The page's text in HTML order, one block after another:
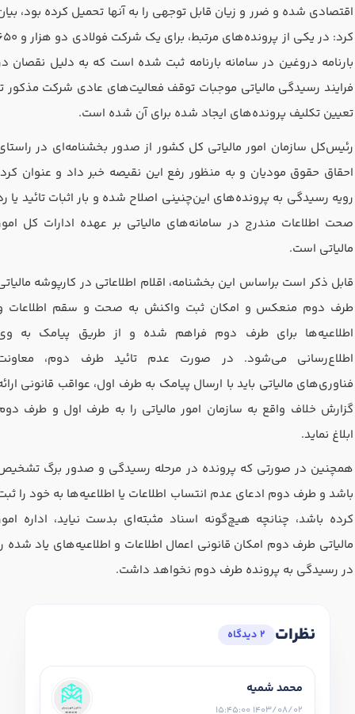
اقتصادی شده و ضرر و زیان قابل توجهی را به آنها تحمیل کرده بود،
کرد: در یکی از پرونده‌های مرتبط، برای یک شرکت
بارنامه دروغین در سامانه بارنامه ثبت شده است که به دلیل نقصان
فرایند رسیدگی مالیاتی موجبات توقف فعالیت‌های عادی شرکت مذکور
تعیین تکلیف پرونده‌های ایجاد شده برای آن شده است.
رئیس‌کل سازمان امور مالیاتی کل کشور از صدور بخشنامه‌ای در
احقاق حقوق مودیان و به منظور رفع این نقیصه خبر داد و عنوان
رویه رسیدگی به پرونده‌های این‌چنینی اصلاح شده و بار اثبات تائید یا
صحت اطلاعات مندرج در سامانه‌های مالیاتی بر عهده ادارات کل
مالیاتی است.
قابل ذکر است براساس این بخشنامه، اقلام اطلاعاتی در کارپوشه
طرف دوم منعکس و امکان ثبت واکنش به صحت و سقم اطلاعات
اطلاعیه‌ها برای طرف دوم فراهم شده و از طریق پیامک به
اطلاع‌رسانی می‌شود. در صورت عدم تائید طرف دوم،
فناوری‌های مالیاتی باید با ارسال پیامک به طرف اول، عواقب قانونی
گزارش خلاف واقع به سازمان امور مالیاتی را به طرف اول و طرف
ابلاغ نماید.
همچنین در صورتی که پرونده در مرحله رسیدگی و صدور برگ
باشد و طرف دوم ادعای عدم انتساب اطلاعات یا اطلاعیه‌ها به خود را
کرده باشد، چنانچه هیچ‌گونه اسناد مثبته‌ای بدست نیاید، اداره
مالیاتی طرف دوم امکان قانونی اعمال اطلاعات و اطلاعیه‌های یاد شده
در رسیدگی به پرونده طرف دوم نخواهد داشت.
نظرات 2 دیدگاه
محمد شمیه
1403/08/02 15:45:00